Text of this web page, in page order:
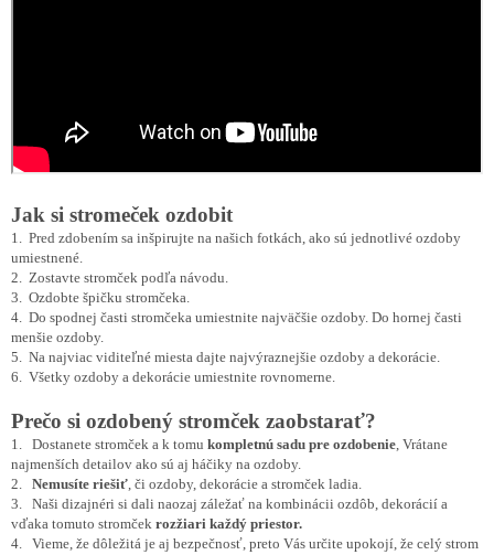
Jak si stromeček ozdobit
1. Pred zdobením sa inšpirujte na našich fotkách, ako sú jednotlivé ozdoby
umiestnené.
2. Zostavte stromček podľa návodu.
3. Ozdobte špičku stromčeka.
4. Do spodnej časti stromčeka umiestnite najväčšie ozdoby. Do hornej časti
menšie ozdoby.
5. Na najviac viditeľné miesta dajte najvýraznejšie ozdoby a dekorácie.
6. Všetky ozdoby a dekorácie umiestnite rovnomerne.
Prečo si ozdobený stromček zaobstarať?
1. Dostanete stromček a k tomu kompletnú sadu pre ozdobenie , Vrátane
najmenších detailov ako sú aj háčiky na ozdoby.
2.
Nemusíte riešiť , či ozdoby, dekorácie a stromček ladia.
3. Naši dizajnéri si dali naozaj záležať na kombinácii ozdôb, dekorácií a
vďaka tomuto stromček rozžiari každý priestor.
4 . Vieme, že dôležitá je aj bezpečnosť, preto Vás určite upokojí, že celý strom